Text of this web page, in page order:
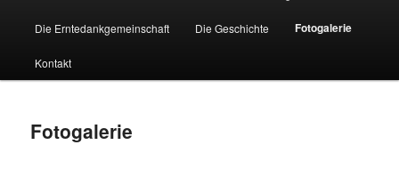
Die Erntedankgemeinschaft Die Geschichte Fotogalerie
Kontakt
Fotogalerie